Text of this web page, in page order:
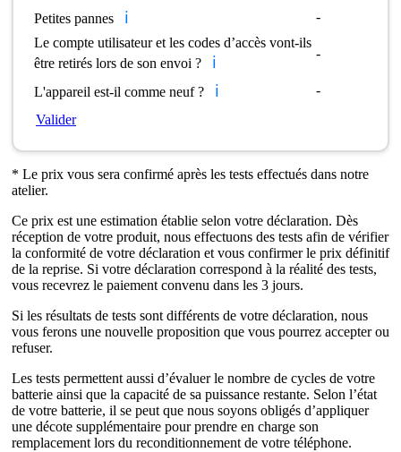
Petites pannes
ℹ️
-
Le compte utilisateur et les codes d’accès vont-ils
être retirés lors de son envoi ?
ℹ️
-
L'appareil est-il comme neuf ? ℹ️
-
Valider
* Le prix vous sera confirmé après les tests effectués dans notre
atelier.
Ce prix est une estimation établie selon votre déclaration. Dès
réception de votre produit, nous effectuons des tests afin de vérifier
la conformité de votre déclaration et vous confirmer le prix définitif
de la reprise. Si votre déclaration correspond à la réalité des tests,
vous recevrez le paiement convenu dans les 3 jours.
Si les résultats de tests sont différents de votre déclaration, nous
vous ferons une nouvelle proposition que vous pourrez accepter ou
refuser.
Les tests permettent aussi d’évaluer le nombre de cycles de votre
batterie ainsi que la capacité de sa puissance restante. Selon l’état
de votre batterie, il se peut que nous soyons obligés d’appliquer
une décote supplémentaire pour prendre en charge son
remplacement lors du reconditionnement de votre téléphone.